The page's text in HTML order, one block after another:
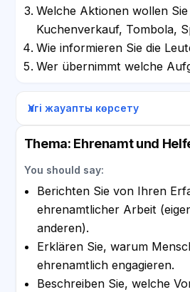
Welche Aktionen wollen
Kuchenverkauf, Tombola,
Wie informieren Sie die
Wer übernimmt welche
Үлгі жауапты көрсету
Thema: Ehrenamt und
You should say:
Berichten Sie von Ihren
ehrenamtlicher Arbeit
anderen).
Erklären Sie, warum
ehrenamtlich engagieren.
Beschreiben Sie, welche